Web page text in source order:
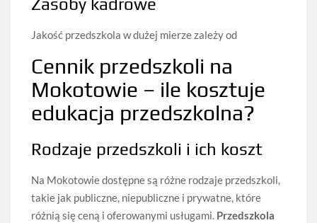
Jakość przedszkola w dużej mierze zależy od
Cennik przedszkoli na
Mokotowie – ile kosztuje
edukacja przedszkolna?
Rodzaje przedszkoli i ich koszt
Na Mokotowie dostępne są różne rodzaje przedszkoli,
takie jak publiczne, niepubliczne i prywatne, które
różnią się ceną i oferowanymi usługami. Przedszkola